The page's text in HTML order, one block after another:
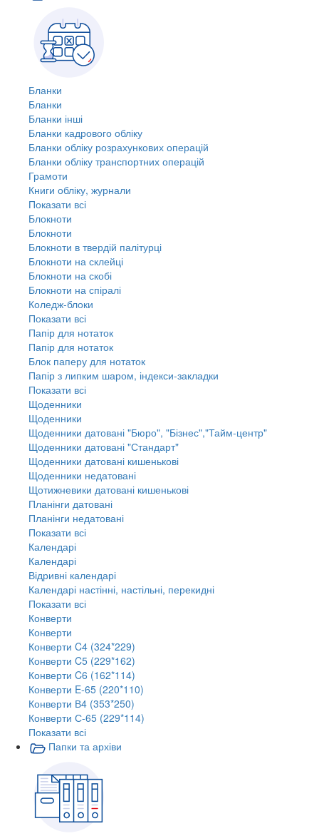
Бланки
Бланки
Бланки інші
Бланки кадрового обліку
Бланки обліку розрахункових операцій
Бланки обліку транспортних операцій
Грамоти
Книги обліку, журнали
Показати всі
Блокноти
Блокноти
Блокноти в твердій палітурці
Блокноти на склейці
Блокноти на скобі
Блокноти на спіралі
Коледж-блоки
Показати всі
Папір для нотаток
Папір для нотаток
Блок паперу для нотаток
Папір з липким шаром, індекси-закладки
Показати всі
Щоденники
Щоденники
Щоденники датовані "Бюро", "Бізнес","Тайм-центр"
Щоденники датовані "Стандарт"
Щоденники датовані кишенькові
Щоденники недатовані
Щотижневики датовані кишенькові
Планінги датовані
Планінги недатовані
Показати всі
Календарі
Календарі
Відривні календарі
Календарі настінні, настільні, перекидні
Показати всі
Конверти
Конверти
Конверти C4 (324*229)
Конверти C5 (229*162)
Конверти C6 (162*114)
Конверти E-65 (220*110)
Конверти В4 (353*250)
Конверти С-65 (229*114)
Показати всі
Папки та архіви